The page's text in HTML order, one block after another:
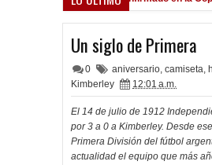
Un siglo de Primera
0 aniversario, camiseta,
Kimberley
12:01 a.m.
El 14 de julio de 1912
por 3 a 0 a Kimberley. Desde
Primera División del fútbol
actualidad el equipo que más